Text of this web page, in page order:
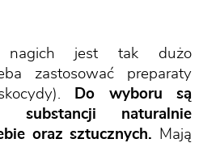
nagich jest tak dużo
zastosować preparaty
Do wyboru są
naturalnie
oraz sztucznych. Mają